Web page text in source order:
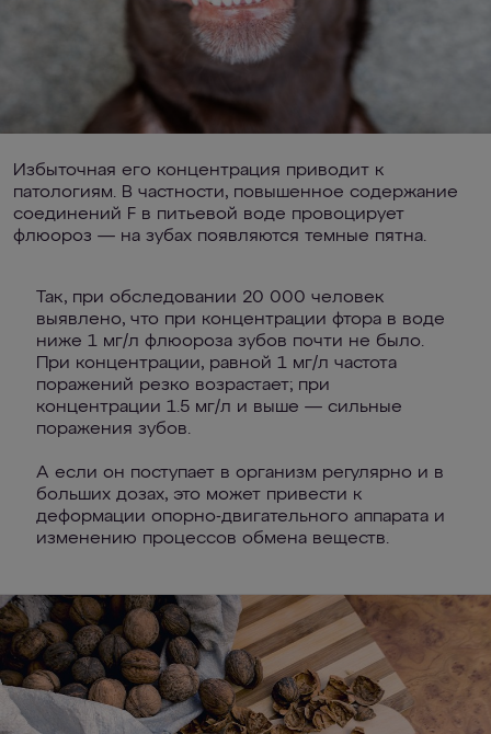
Избыточная его концентрация приводит к
патологиям. В частности, повышенное содержание
соединений F в питьевой воде провоцирует
флюороз — на зубах появляются темные пятна.
Так, при обследовании 20 000 человек
выявлено, что при концентрации фтора в воде
ниже 1 мг/л флюороза зубов почти не было.
При концентрации, равной 1 мг/л частота
поражений резко возрастает; при
концентрации 1.5 мг/л и выше — сильные
поражения зубов.
А если он поступает в организм регулярно и в
больших дозах, это может привести к
деформации опорно-двигательного аппарата и
изменению процессов обмена веществ.